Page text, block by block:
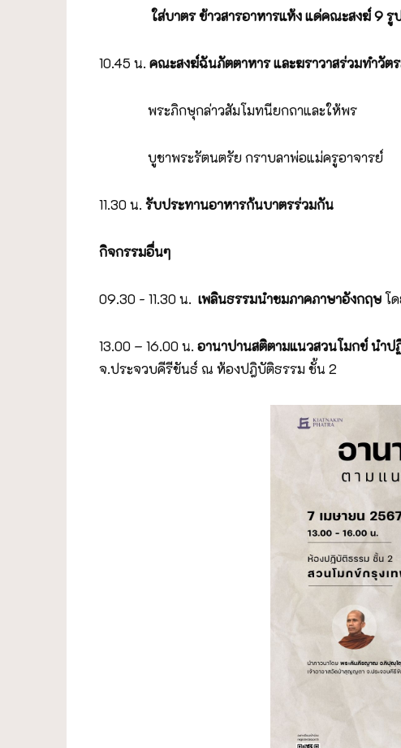
ใส่บาตร ข้าวสารอาหารแห้งแด่คณะสงฆ์9 รู
10.45 น. คณะสงฆ์ฉันภัตตาหาร และฆราวาสร่วมทำวัต
พระภิกษุกล่าวสัมโมทนียกถาและให้พร
บูชาพระรัตนตรัย กราบลาพ่อแม่ครูอาจารย์
11.30 น. รับประทานอาหารก้นบาตรร่วมกัน
กิจกรรมอื่นๆ
09.30 - 11.30 น. เพลินธรรมนำชมภาคภาษาอังกฤษโ
13.00 – 16.00 น. อานาปานสติตามแนวสวนโมกข์ นำ
จ.ประจวบคีรีขันธ์ ณ ห้องปฎิบัติธรรม ชั้น 2